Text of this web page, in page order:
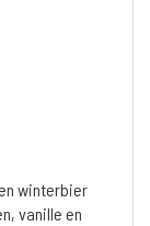
winterbier
vanille en